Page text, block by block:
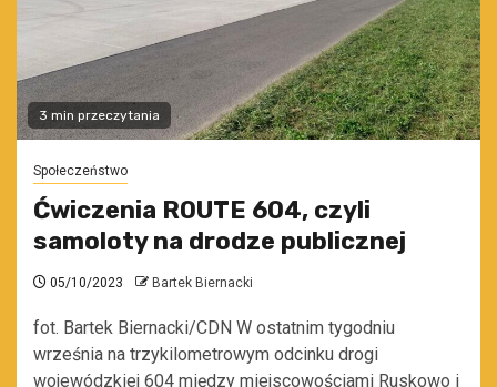
3 min przeczytania
Społeczeństwo
Ćwiczenia ROUTE 604, czyli
samoloty na drodze publicznej
05/10/2023 Bartek Biernacki
fot. Bartek Biernacki/CDN W ostatnim tygodniu
września na trzykilometrowym odcinku drogi
wojewódzkiej 604 między miejscowościami Ruskowo i